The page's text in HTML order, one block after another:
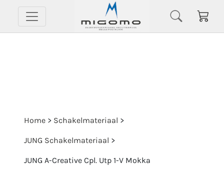
Home > Schakelmateriaal >
JUNG Schakelmateriaal >
JUNG A-Creative Cpl. Utp 1-V Mokka